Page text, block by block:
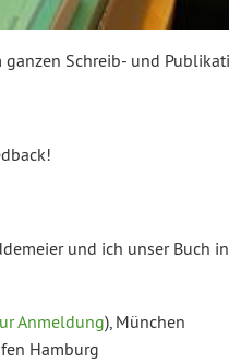
Schreib- und
und ich unser Buch
Anmeldung), München
Hamburg